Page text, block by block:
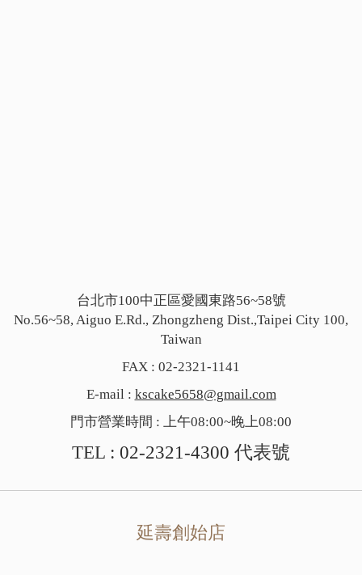
台北市100中正區愛國東路56~58號
No.56~58, Aiguo E.Rd., Zhongzheng Dist.,Taipei City 100,
Taiwan
FAX : 02-2321-1141
E-mail : kscake5658@gmail.com
門市營業時間 : 上午08:00~晚上08:00
TEL : 02-2321-4300 代表號
延壽創始店